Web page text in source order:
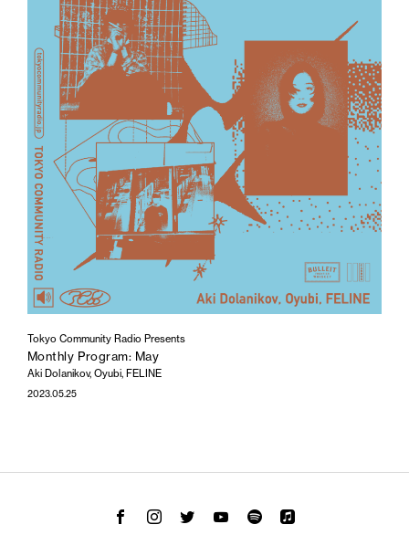
Tokyo Community Radio Presents
Monthly Program: May
Aki Dolanikov, Oyubi, FELINE
2023.05.25